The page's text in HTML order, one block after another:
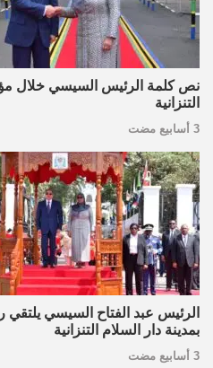
نص كلمة الرئيس السيسي خلال
التنزانية
3 أسابيع مضت
الرئيس عبد الفتاح السيسي يلتقي
بمدينة دار السلام التنزانية
3 أسابيع مضت